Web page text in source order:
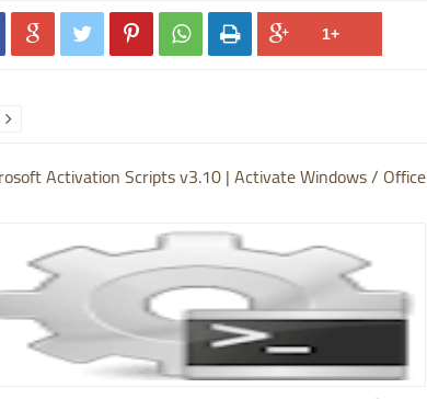
    
Activation Scripts v3.10 | Activate Windows / Office
